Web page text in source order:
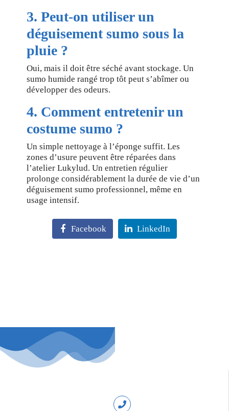
3. Peut-on utiliser un
déguisement sumo sous la
pluie ?
Oui, mais il doit être séché avant stockage. Un
sumo humide rangé trop tôt peut s’abîmer ou
développer des odeurs.
4. Comment entretenir un
costume sumo ?
Un simple nettoyage à l’éponge suffit. Les
zones d’usure peuvent être réparées dans
l’atelier Lukylud. Un entretien régulier
prolonge considérablement la durée de vie d’un
déguisement sumo professionnel, même en
usage intensif.
Facebook LinkedIn